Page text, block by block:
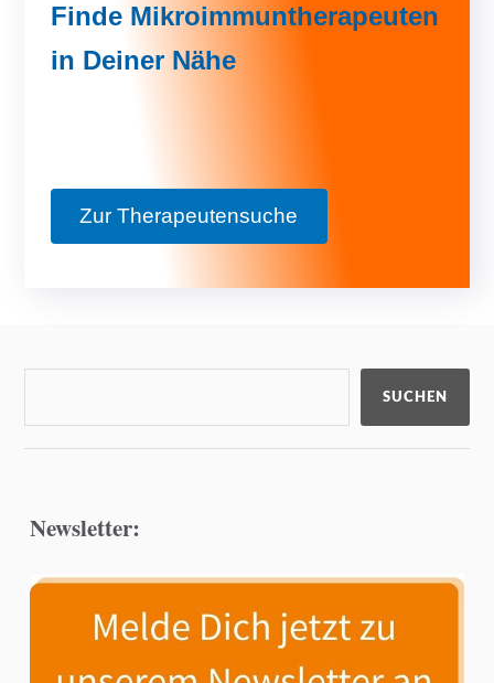
Finde Mikroimmuntherapeuten
in Deiner Nähe
Zur Therapeutensuche
SUCHEN
Newsletter: